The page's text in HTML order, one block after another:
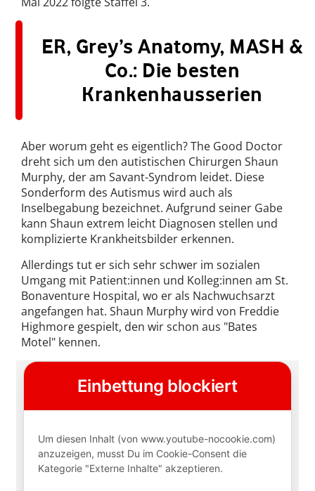
ER, Grey’s Anatomy, MASH &
Co.: Die besten
Krankenhausserien
Aber worum geht es eigentlich? The Good Doctor
dreht sich um den autistischen Chirurgen Shaun
Murphy, der am Savant-Syndrom leidet. Diese
Sonderform des Autismus wird auch als
Inselbegabung bezeichnet. Aufgrund seiner Gabe
kann Shaun extrem leicht Diagnosen stellen und
komplizierte Krankheitsbilder erkennen.
Allerdings tut er sich sehr schwer im sozialen
Umgang mit Patient:innen und Kolleg:innen am St.
Bonaventure Hospital, wo er als Nachwuchsarzt
angefangen hat. Shaun Murphy wird von Freddie
Highmore gespielt, den wir schon aus "Bates
Motel" kennen.